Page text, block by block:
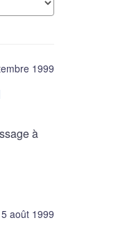
1999
à
août 1999